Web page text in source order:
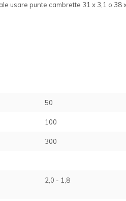
usare punte cambrette 31 x 3,1 o 38
50
100
300
2,0 - 1,8